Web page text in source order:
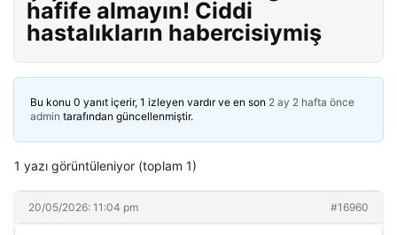
hafife almayın! Ciddi
hastalıkların habercisiymiş
Bu konu 0 yanıt içerir, 1 izleyen vardır ve en son 2 ay 2 hafta önce
admin tarafından güncellenmiştir.
1 yazı görüntüleniyor (toplam 1)
20/05/2026: 11:04 pm #16960